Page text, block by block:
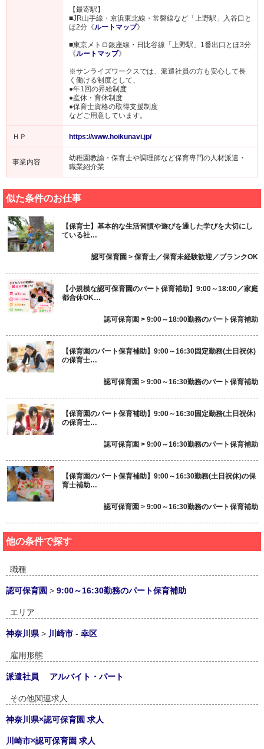
【最寄駅】
■JR山手線・京浜東北線・常磐線など「上野駅」入谷口と
ほ2分《ルートマップ》
■東京メトロ銀座線・日比谷線「上野駅」1番出口とほ3分
《ルートマップ》
※サンライズワークスでは、派遣社員の方も安心して長
く働ける制度として、
●年1回の昇給制度
●産休・育休制度
●保育士資格の取得支援制度
などご用意しています。
ＨＰ https://www.hoikunavi.jp/
事業内容
幼稚園教諭・保育士や調理師など保育専門の人材派遣・
職業紹介業
似た条件のお仕事
【保育士】基本的な生活習慣や遊びを通した学びを大切にし
ている社…
認可保育園 > 保育士／保育未経験歓迎／ブランクOK
【小規模な認可保育園のパート保育補助】9:00～18:00／家庭
都合休OK…
認可保育園 > 9:00～18:00勤務のパート保育補助
【保育園のパート保育補助】9:00～16:30固定勤務(土日祝休)
の保育士…
認可保育園 > 9:00～16:30勤務のパート保育補助
【保育園のパート保育補助】9:00～16:30固定勤務(土日祝休)
の保育士…
認可保育園 > 9:00～16:30勤務のパート保育補助
【保育園のパート保育補助】9:00～16:30勤務(土日祝休)の保
育士補助…
認可保育園 > 9:00～16:30勤務のパート保育補助
他の条件で探す
職種
認可保育園 > 9:00～16:30勤務のパート保育補助
エリア
神奈川県 > 川崎市 - 幸区
雇用形態
派遣社員 アルバイト・パート
その他関連求人
神奈川県×認可保育園 求人
川崎市×認可保育園 求人